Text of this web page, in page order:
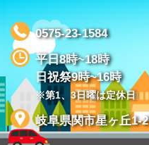
0575-23-1584
平日8時~18時
日祝祭9時~16時
※第1、3日曜は定休日
岐阜県関市星ヶ丘1-2